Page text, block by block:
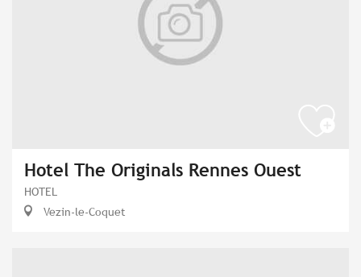
Hotel The Originals Rennes Ouest
HOTEL
Vezin-le-Coquet